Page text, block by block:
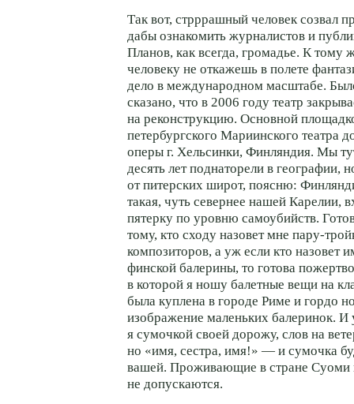
Так вот, стрррашный человек созвал
дабы ознакомить журналистов и
Планов, как всегда, громадье. К тому
человеку не откажешь в полете
дело в международном масштабе.
сказано, что в 2006 году театр
на реконструкцию. Основной
петербургского Мариинского театра
оперы г. Хельсинки, Финляндия. Мы
десять лет поднаторели в географии,
от питерских широт, поясню:
такая, чуть севернее нашей Карелии,
пятерку по уровню самоубийств.
тому, кто сходу назовет мне пару-
композиторов, а уж если кто назовет
финской балерины, то готова
в которой я ношу балетные вещи на
была куплена в городе Риме и гордо
изображение маленьких балеринок. И
я сумочкой своей дорожу, слов на
но «имя, сестра, имя!» — и сумочка
вашей. Проживающие в стране Суоми
не допускаются.